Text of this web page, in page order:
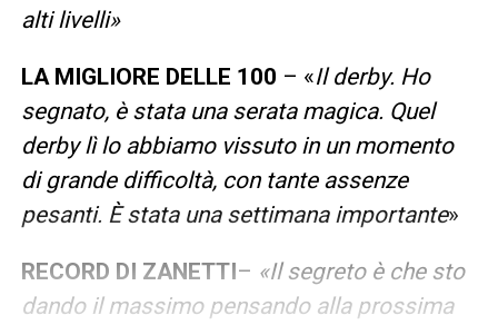
alti livelli»
LA MIGLIORE DELLE 100 – «Il derby. Ho
segnato, è stata una serata magica. Quel
derby lì lo abbiamo vissuto in un momento
di grande difficoltà, con tante assenze
pesanti. È stata una settimana importante»
RECORD DI ZANETTI– «Il segreto è che sto
dando il massimo pensando alla prossima